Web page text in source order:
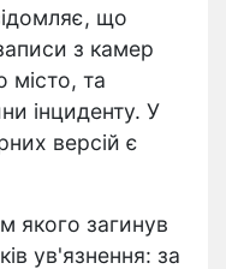
що
з камер
місто, та
інциденту. У
версій є
якого загинув
ув'язнення: за